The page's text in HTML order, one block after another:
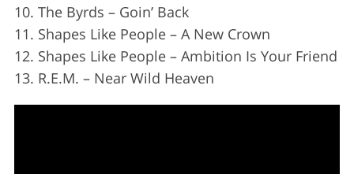
10. The Byrds – Goin’ Back
11. Shapes Like People – A New Crown
12. Shapes Like People – Ambition Is Your Friend
13. R.E.M. – Near Wild Heaven
o